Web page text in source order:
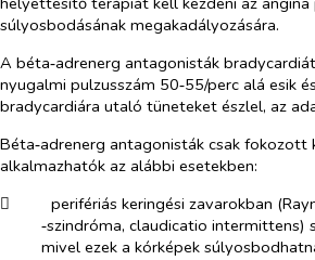
súlyosbodásának megakadályozására.
A béta‑adrenerg antagonisták
nyugalmi pulzusszám 50‑55/perc alá esik
bradycardiára utaló tüneteket észlel, az
Béta‑adrenerg antagonisták csak fokozott
alkalmazhatók az alábbi esetekben:
​
perifériás keringési zavarokban
‑szindróma, claudicatio intermittens)
mivel ezek a kórképek